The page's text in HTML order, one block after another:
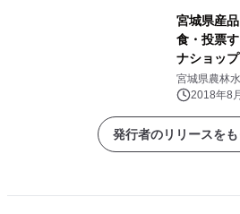
入り」と
ド」に認
グランプ
宮城県産
食・投票
ナショッ
開催 3部
高い商品
して「み
8月31日(
『みんな
宮城県農林
2018年8
発行者のリリースを